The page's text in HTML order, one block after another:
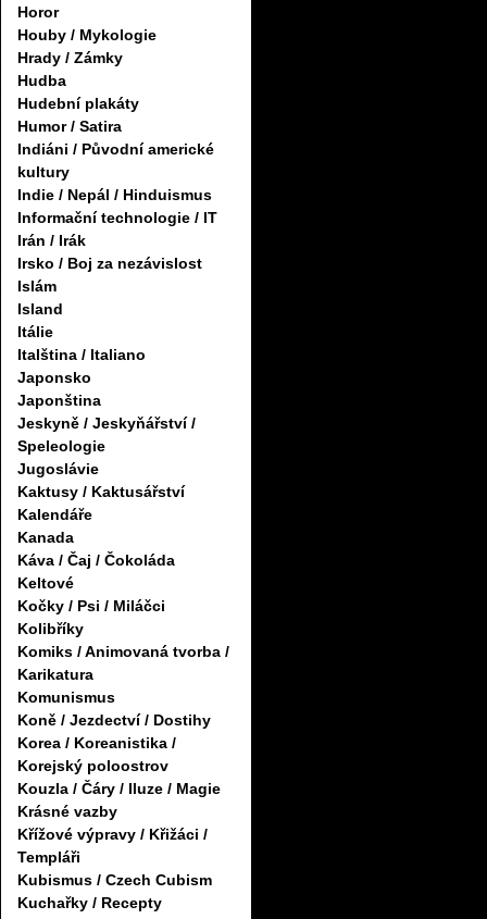
Horor
Houby / Mykologie
Hrady / Zámky
Hudba
Hudební plakáty
Humor / Satira
Indiáni / Původní americké
kultury
Indie / Nepál / Hinduismus
Informační technologie / IT
Irán / Irák
Irsko / Boj za nezávislost
Islám
Island
Itálie
Italština / Italiano
Japonsko
Japonština
Jeskyně / Jeskyňářství /
Speleologie
Jugoslávie
Kaktusy / Kaktusářství
Kalendáře
Kanada
Káva / Čaj / Čokoláda
Keltové
Kočky / Psi / Miláčci
Kolibříky
Komiks / Animovaná tvorba /
Karikatura
Komunismus
Koně / Jezdectví / Dostihy
Korea / Koreanistika /
Korejský poloostrov
Kouzla / Čáry / Iluze / Magie
Krásné vazby
Křížové výpravy / Křižáci /
Templáři
Kubismus / Czech Cubism
Kuchařky / Recepty